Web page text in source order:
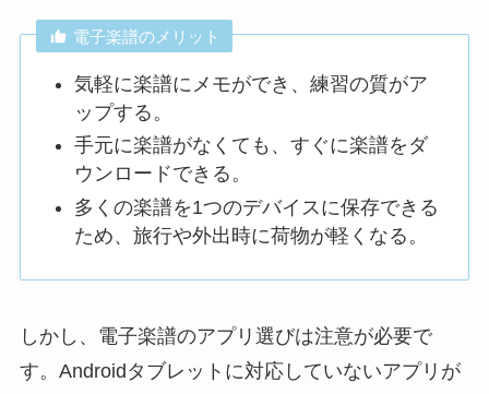
電子楽譜のメリット
気軽に楽譜にメモができ、練習の質がア
ップする。
手元に楽譜がなくても、すぐに楽譜をダ
ウンロードできる。
多くの楽譜を1つのデバイスに保存できる
ため、旅行や外出時に荷物が軽くなる。
しかし、電子楽譜のアプリ選びは注意が必要で
す。Androidタブレットに対応していないアプリが